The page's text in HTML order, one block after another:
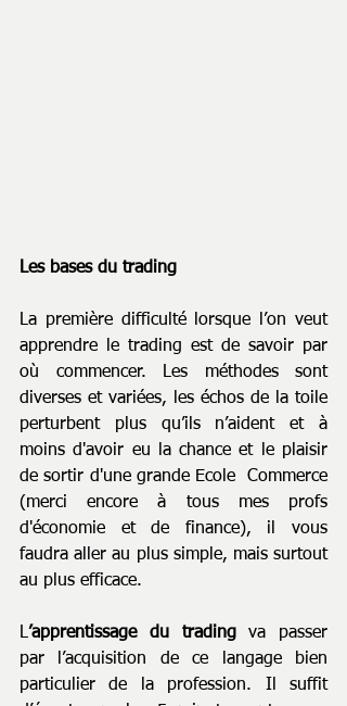
Les bases du trading
La première difficulté lorsque l’on veut
apprendre le trading est de savoir par
où commencer. Les méthodes sont
diverses et variées, les échos de la toile
perturbent plus qu’ils n’aident et à
moins d'avoir eu la chance et le plaisir
de sortir d'une grande Ecole  Commerce
(merci encore à tous mes profs
d'économie et de finance), il vous
faudra aller au plus simple, mais surtout
au plus efficace.
L’apprentissage du trading va passer
par l’acquisition de ce langage bien
particulier de la profession. Il suffit